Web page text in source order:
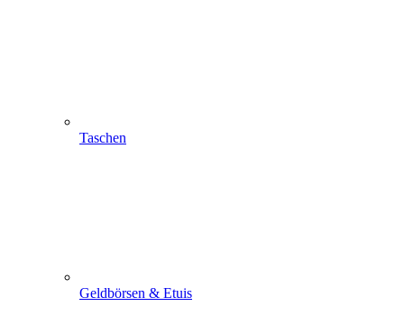
Taschen
Geldbörsen & Etuis